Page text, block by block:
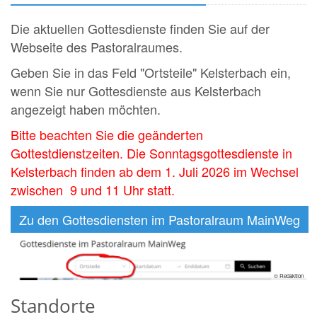
Die aktuellen Gottesdienste finden Sie auf der
Webseite des Pastoralraumes.
Geben Sie in das Feld "Ortsteile" Kelsterbach ein,
wenn Sie nur Gottesdienste aus Kelsterbach
angezeigt haben möchten.
Bitte beachten Sie die geänderten
Gottestdienstzeiten. Die Sonntagsgottesdienste in
Kelsterbach finden ab dem 1. Juli 2026 im Wechsel
zwischen 9 und 11 Uhr statt.
Zu den Gottesdiensten im Pastoralraum MainWeg
© Redaktion
Standorte